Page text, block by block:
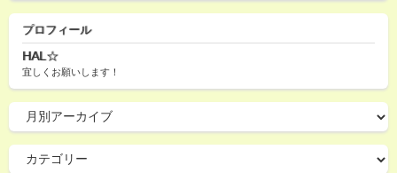
プロフィール
HAL☆
宜しくお願いします！